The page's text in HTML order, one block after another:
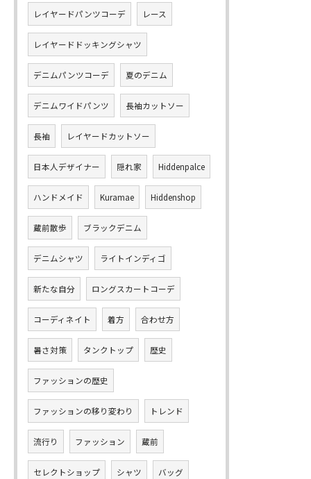
レイヤードパンツコーデ レース
レイヤードドッキングシャツ
デニムパンツコーデ 夏のデニム
デニムワイドパンツ 長袖カットソー
長袖 レイヤードカットソー
日本人デザイナー 隠れ家 Hiddenpalce
ハンドメイド Kuramae Hiddenshop
蔵前散歩 ブラックデニム
デニムシャツ ライトインディゴ
新たな自分 ロングスカートコーデ
コーディネイト 着方 合わせ方
暑さ対策 タンクトップ 歴史
ファッションの歴史
ファッションの移り変わり トレンド
流行り ファッション 蔵前
セレクトショップ シャツ バッグ